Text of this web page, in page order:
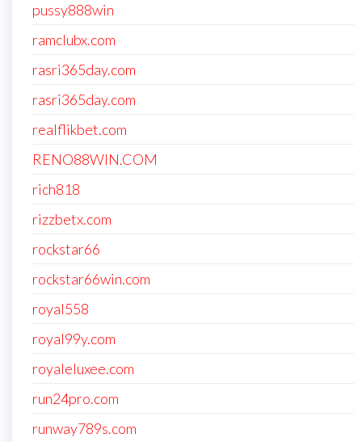
pussy888win
ramclubx.com
rasri365day.com
rasri365day.com
realflikbet.com
RENO88WIN.COM
rich818
rizzbetx.com
rockstar66
rockstar66win.com
royal558
royal99y.com
royaleluxee.com
run24pro.com
runway789s.com